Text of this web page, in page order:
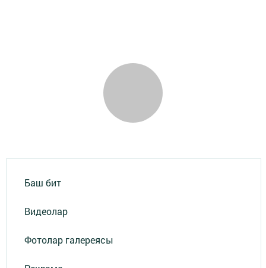
Баш бит
Видеолар
Фотолар галереясы